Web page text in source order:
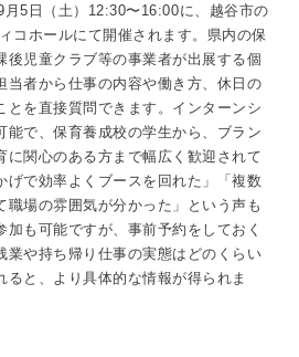
5日（土）12:30〜16:00に、越谷市の
コホールにて開催されます。県内の保
後児童クラブ等の事業者が出展する個
当者から仕事の内容や働き方、休日の
とを直接質問できます。インターンシ
能で、保育養成校の学生から、ブラン
に関心のある方まで幅広く歓迎されて
げで効率よくブースを回れた」「複数
職場の雰囲気が分かった」という声も
も可能ですが、事前予約をしておく
業や持ち帰り仕事の実態はどのくらい
と、より具体的な情報が得られま